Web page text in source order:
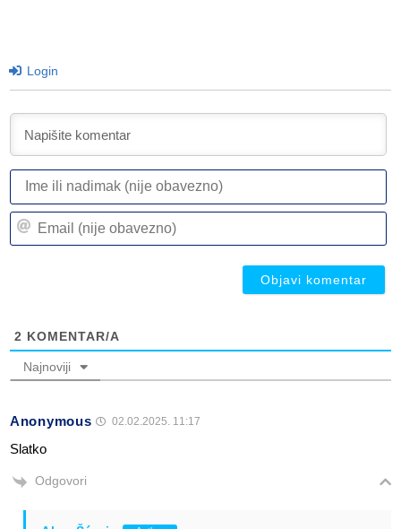
Login
2 KOMENTAR/A
Najnoviji
Anonymous 02.02.2025. 11:17
Slatko
Odgovori